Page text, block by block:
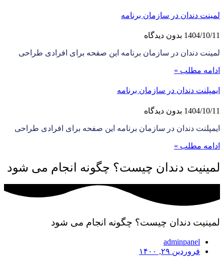
لمینت دندان در سازمان برنامه
1404/10/11 بدون دیدگاه
لمینت دندان در سازمان برنامه این صفحه برای افرادی طراحی
ادامه مطلب »
ایمپلنت دندان در سازمان برنامه
1404/10/11 بدون دیدگاه
ایمپلنت دندان در سازمان برنامه این صفحه برای افرادی طراحی
ادامه مطلب »
لمینیت دندان چیست؟ چگونه انجام می شود
لمینیت دندان چیست؟ چگونه انجام می شود
adminpanel
فروردین ۲۹, ۱۴۰۰